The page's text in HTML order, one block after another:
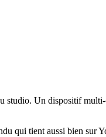
studio. Un dispositif
qui tient aussi bien sur